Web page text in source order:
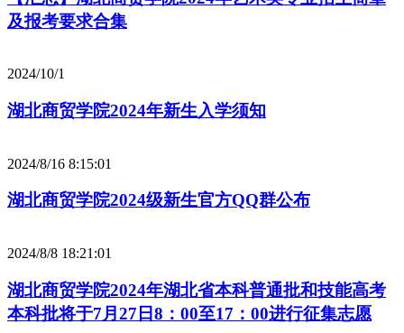
及报考要求合集
2024/10/1
湖北商贸学院2024年新生入学须知
2024/8/16 8:15:01
湖北商贸学院2024级新生官方QQ群公布
2024/8/8 18:21:01
湖北商贸学院2024年湖北省本科普通批和技能高考
本科批将于7月27日8：00至17：00进行征集志愿